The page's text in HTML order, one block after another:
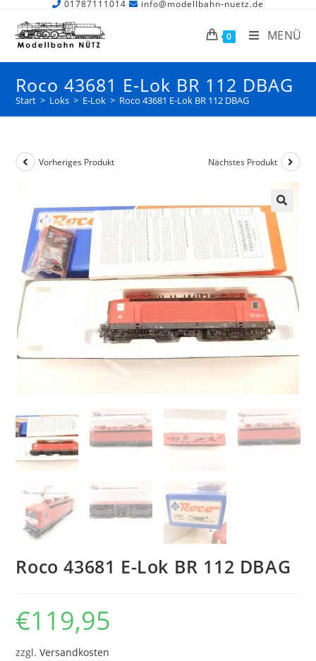
01787111014 info@modellbahn-nuetz.de
0 MENÜ
Roco 43681 E-Lok BR 112 DBAG
Start > Loks > E-Lok > Roco 43681 E-Lok BR 112 DBAG
Vorheriges Produkt Nächstes Produkt
Roco 43681 E-Lok BR 112 DBAG
€119,95
zzgl.Versandkosten